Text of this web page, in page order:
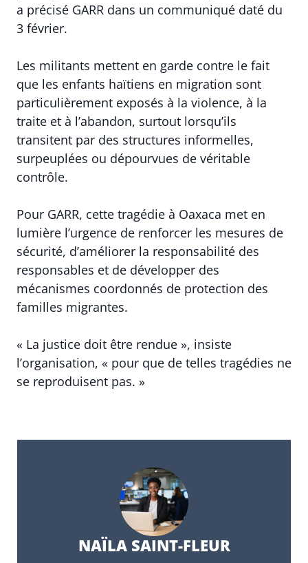
a précisé GARR dans un communiqué daté du
3 février.
Les militants mettent en garde contre le fait
que les enfants haïtiens en migration sont
particulièrement exposés à la violence, à la
traite et à l’abandon, surtout lorsqu’ils
transitent par des structures informelles,
surpeuplées ou dépourvues de véritable
contrôle.
Pour GARR, cette tragédie à Oaxaca met en
lumière l’urgence de renforcer les mesures de
sécurité, d’améliorer la responsabilité des
responsables et de développer des
mécanismes coordonnés de protection des
familles migrantes.
« La justice doit être rendue », insiste
l’organisation, « pour que de telles tragédies ne
se reproduisent pas. »
NAÏLA SAINT-FLEUR